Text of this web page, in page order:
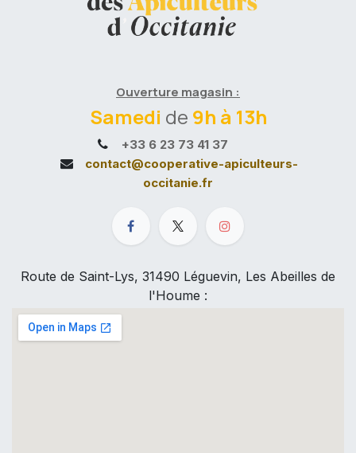
Ouverture magasin :
Samedi de 9h à 13h
+33 6 23 73 41 37
contact@cooperative-apiculteurs-
occitanie.fr
Route de Saint-Lys, 31490 Léguevin, Les Abeilles de
l'Houme :